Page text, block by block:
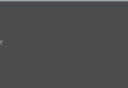
Person, deren
verarbeitet werden.